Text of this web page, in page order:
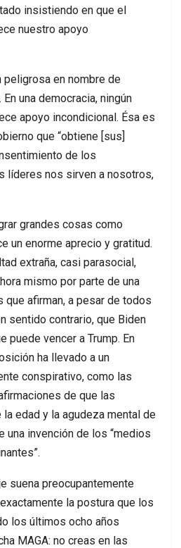
insistiendo en que el
nuestro apoyo
peligrosa en nombre de
una democracia, ningún
apoyo incondicional. Ésa es
que “obtiene [sus]
de los
líderes nos sirven a nosotros,
grandes cosas como
un enorme aprecio y gratitud.
extraña, casi parasocial,
mismo por parte de una
que afirman, a pesar de todos
sentido contrario, que Biden
puede vencer a Trump. En
ha llevado a un
conspirativo, como las
de que las
edad y la agudeza mental de
una invención de los “medios
suena preocupantemente
la postura que los
los últimos ocho años
MAGA: no creas en las